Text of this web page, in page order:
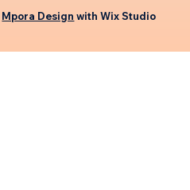
Mpora Design withWix Studio